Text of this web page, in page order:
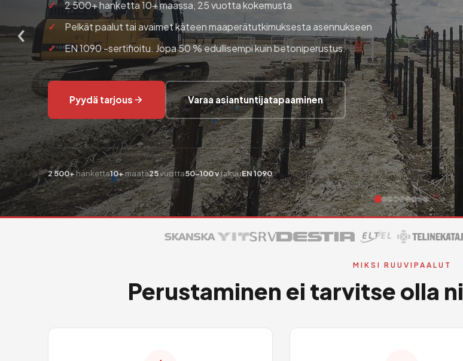
2 500+ hanketta 10+ maassa, 25 vuotta kokemusta
Pelkät paalut tai avaimet käteen maaperätutkimuksesta asennukseen
EN 1090 -sertifioitu. Jopa 50 % edullisempi kuin betoniperustus.
Pyydä tarjous Varaa asiantuntijatapaaminen
2 500+hanketta10+maata25vuotta50-100 vtakuuEN 1090
‹
MIKSI RUUVIPAALUT
Perustaminen ei tarvitse olla